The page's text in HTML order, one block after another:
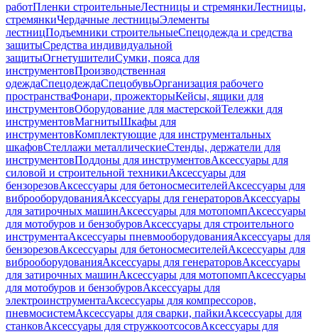
работПленки строительныеЛестницы и стремянкиЛестницы,
стремянкиЧердачные лестницыЭлементы
лестницПодъемники строительныеСпецодежда и средства
защитыСредства индивидуальной
защитыОгнетушителиСумки, пояса для
инструментовПроизводственная
одеждаСпецодеждаСпецобувьОрганизация рабочего
пространстваФонари, прожекторыКейсы, ящики для
инструментовОборудование для мастерскойТележки для
инструментовМагнитыШкафы для
инструментовКомплектующие для инструментальных
шкафовСтеллажи металлическиеСтенды, держатели для
инструментовПоддоны для инструментовАксессуары для
силовой и строительной техникиАксессуары для
бензорезовАксессуары для бетоносмесителейАксессуары для
виброоборудованияАксессуары для генераторовАксессуары
для затирочных машинАксессуары для мотопомпАксессуары
для мотобуров и бензобуровАксессуары для строительного
инструментаАксессуары пневмооборудованияАксессуары для
бензорезовАксессуары для бетоносмесителейАксессуары для
виброоборудованияАксессуары для генераторовАксессуары
для затирочных машинАксессуары для мотопомпАксессуары
для мотобуров и бензобуровАксессуары для
электроинструментаАксессуары для компрессоров,
пневмосистемАксессуары для сварки, пайкиАксессуары для
станковАксессуары для стружкоотсосовАксессуары для